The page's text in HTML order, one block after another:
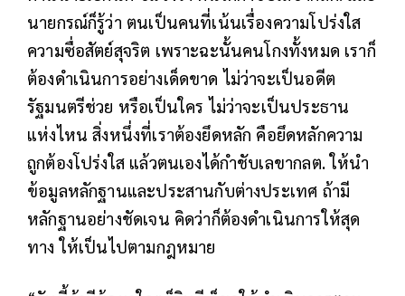
นายกรณ์ก็รู้ว่า ตนเป็นคนที่เน้นเรื่องความโปร่งใส
ความซื่อสัตย์สุจริต เพราะฉะนั้นคนโกงทั้งหมด เราก็
ต้องดำเนินการอย่างเด็ดขาด ไม่ว่าจะเป็นอดีต
รัฐมนตรีช่วย หรือเป็นใคร ไม่ว่าจะเป็นประธาน
แห่งไหน สิ่งหนึ่งที่เราต้องยึดหลัก คือยึดหลักความ
ถูกต้องโปร่งใส แล้วตนเองได้กำชับเลขากลต. ให้นำ
ข้อมูลหลักฐานและประสานกับต่างประเทศ ถ้ามี
หลักฐานอย่างชัดเจน คิดว่าก็ต้องดำเนินการให้สุด
ทาง ให้เป็นไปตามกฎหมาย